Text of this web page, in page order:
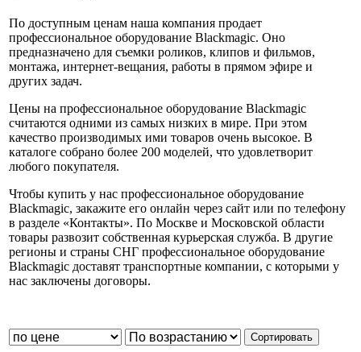
По доступным ценам наша компания продает
профессиональное оборудование Blackmagic. Оно
предназначено для съемки роликов, клипов и фильмов,
монтажа, интернет-вещания, работы в прямом эфире и
других задач.
Цены на профессиональное оборудование Blackmagic
считаются одними из самых низких в мире. При этом
качество производимых ими товаров очень высокое. В
каталоге собрано более 200 моделей, что удовлетворит
любого покупателя.
Чтобы купить у нас профессиональное оборудование
Blackmagic, закажите его онлайн через сайт или по телефону
в разделе «Контакты». По Москве и Московской области
товары развозит собственная курьерская служба. В другие
регионы и страны СНГ профессиональное оборудование
Blackmagic доставят транспортные компании, с которыми у
нас заключены договоры.